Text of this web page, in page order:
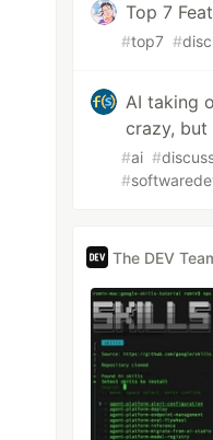
Top 7
#top7 #
AI taking
crazy, but
#ai #
#
The DEV